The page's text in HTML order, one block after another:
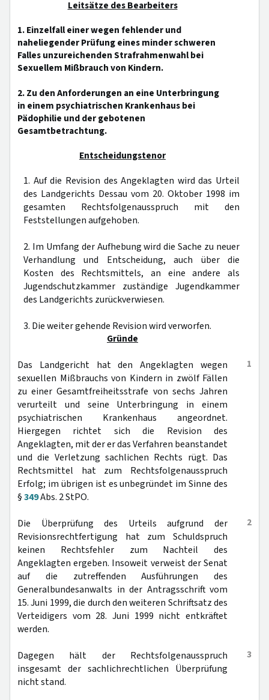
Leitsätze des Bearbeiters
1. Einzelfall einer wegen fehlender und
naheliegender Prüfung eines minder schweren
Falles unzureichenden Strafrahmenwahl bei
Sexuellem Mißbrauch von Kindern.
2. Zu den Anforderungen an eine Unterbringung
in einem psychiatrischen Krankenhaus bei
Pädophilie und der gebotenen
Gesamtbetrachtung.
Entscheidungstenor
1. Auf die Revision des Angeklagten wird das Urteil
des Landgerichts Dessau vom 20. Oktober 1998 im
gesamten Rechtsfolgenausspruch mit den
Feststellungen aufgehoben.
2. Im Umfang der Aufhebung wird die Sache zu neuer
Verhandlung und Entscheidung, auch über die
Kosten des Rechtsmittels, an eine andere als
Jugendschutzkammer zuständige Jugendkammer
des Landgerichts zurückverwiesen.
3. Die weiter gehende Revision wird verworfen.
Gründe
1
Das Landgericht hat den Angeklagten wegen
sexuellen Mißbrauchs von Kindern in zwölf Fällen
zu einer Gesamtfreiheitsstrafe von sechs Jahren
verurteilt und seine Unterbringung in einem
psychiatrischen Krankenhaus angeordnet.
Hiergegen richtet sich die Revision des
Angeklagten, mit der er das Verfahren beanstandet
und die Verletzung sachlichen Rechts rügt. Das
Rechtsmittel hat zum Rechtsfolgenausspruch
Erfolg; im übrigen ist es unbegründet im Sinne des
§349Abs. 2 StPO.
2
Die Überprüfung des Urteils aufgrund der
Revisionsrechtfertigung hat zum Schuldspruch
keinen Rechtsfehler zum Nachteil des
Angeklagten ergeben. Insoweit verweist der Senat
auf die zutreffenden Ausführungen des
Generalbundesanwalts in der Antragsschrift vom
15. Juni 1999, die durch den weiteren Schriftsatz des
Verteidigers vom 28. Juni 1999 nicht entkräftet
werden.
3
Dagegen hält der Rechtsfolgenausspruch
insgesamt der sachlichrechtlichen Überprüfung
nicht stand.